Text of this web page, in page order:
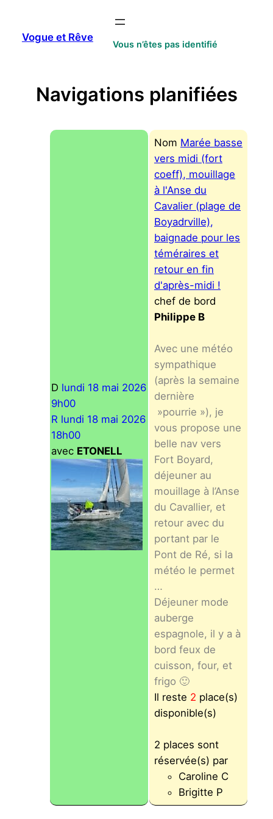
contenu
Vogue et Rêve
Vous n’êtes pas identifié
Navigations planifiées
D lundi 18 mai 2026
9h00
R lundi 18 mai 2026
18h00
avec ETONELL
Nom Marée basse
vers midi (fort
coeff), mouillage
à l'Anse du
Cavalier (plage de
Boyadrville),
baignade pour les
téméraires et
retour en fin
d'après-midi !
chef de bord
Philippe B
Avec une météo
sympathique
(après la semaine
dernière
»pourrie »), je
vous propose une
belle nav vers
Fort Boyard,
déjeuner au
mouillage à l’Anse
du Cavallier, et
retour avec du
portant par le
Pont de Ré, si la
météo le permet
…
Déjeuner mode
auberge
espagnole, il y a à
bord feux de
cuisson, four, et
frigo 🙂
Il reste 2 place(s)
disponible(s)
2 places sont
réservée(s) par
Caroline C
Brigitte P